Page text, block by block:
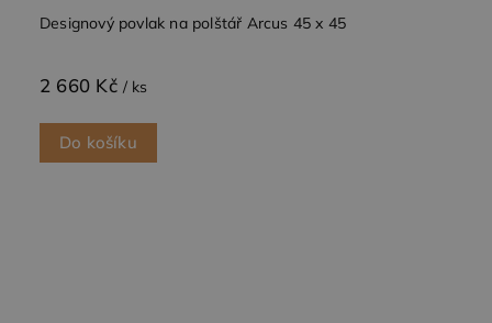
Designový povlak na polštář Arcus 45 x 45
2 660 Kč / ks
Do košíku